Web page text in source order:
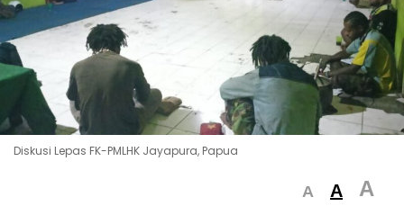
Diskusi Lepas FK-PMLHK Jayapura, Papua
A A A